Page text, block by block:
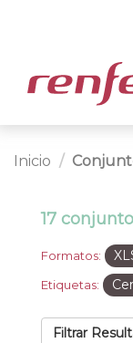
Inicio
17
Formatos:
Etiquetas:
Filtrar